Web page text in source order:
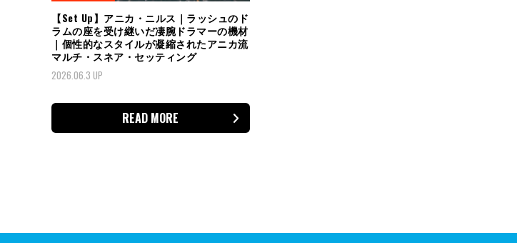
【Set Up】アニカ・ニルス｜ラッシュのド
ラムの座を受け継いだ凄腕ドラマーの機材
｜個性的なスタイルが凝縮されたアニカ流
マルチ・スネア・セッティング
2026.06.3 UP
READ MORE